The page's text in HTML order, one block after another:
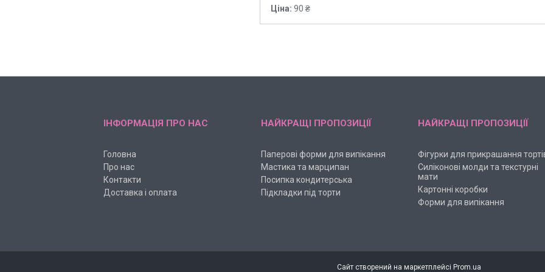
Ціна: 90 ₴
ІНФОРМАЦІЯ ПРО НАС
Головна
Про нас
Контакти
Доставка і оплата
НАЙКРАЩІ ПРОПОЗИЦІЇ
Паперові форми для випікання
Мастика та марципан
Посипка кондитерська
Підкладки під торти
НАЙКРАЩІ ПРОПОЗИЦІЇ
Фігурки для прикрашання
Силіконові молди та текстурні
мати
Картонні коробки
Форми для випікання
Сайт створений на маркетплейсі Prom.ua